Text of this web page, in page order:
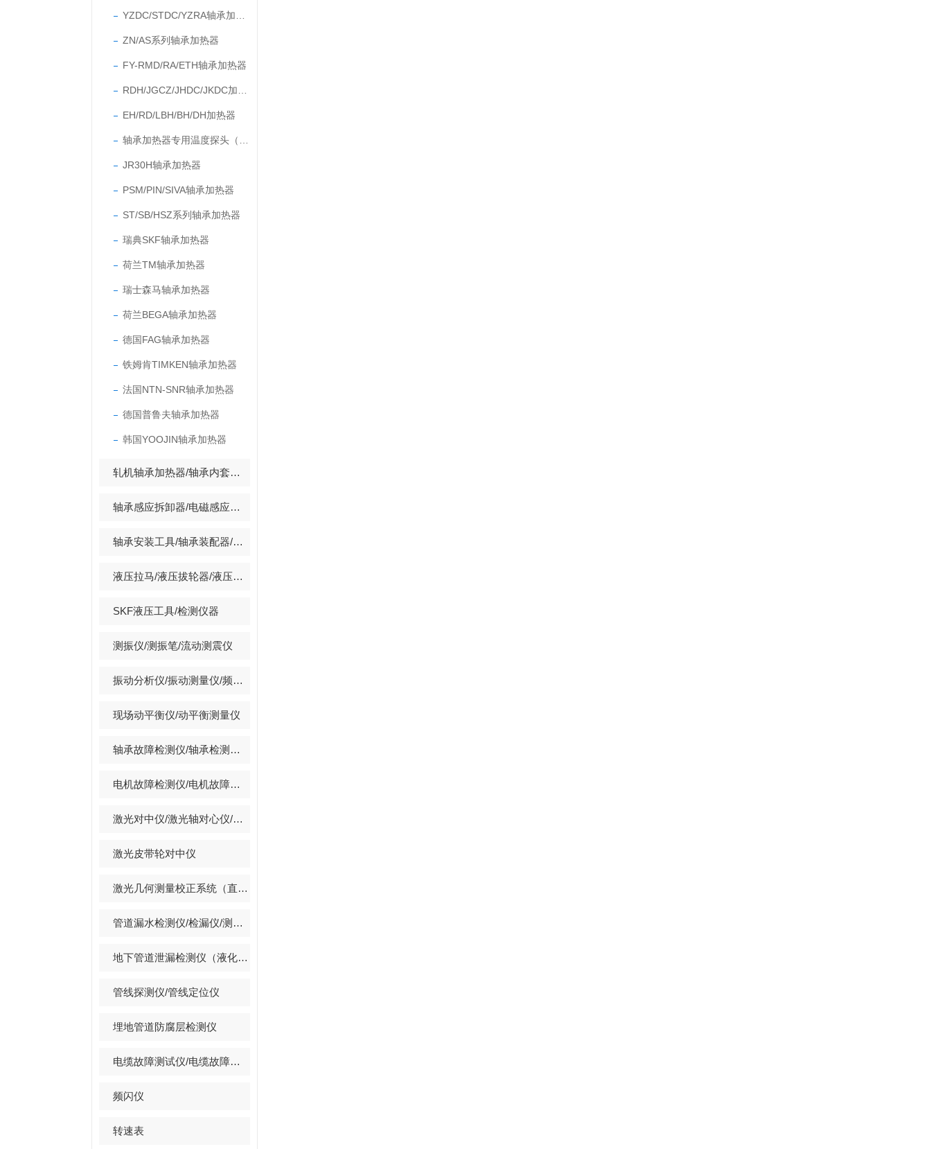
ZN/AS系列轴承加热器
FY-RMD/RA/ETH轴承加热器
EH/RD/LBH/BH/DH加热器
JR30H轴承加热器
PSM/PIN/SIVA轴承加热器
ST/SB/HSZ系列轴承加热器
瑞典SKF轴承加热器
荷兰TM轴承加热器
瑞士森马轴承加热器
荷兰BEGA轴承加热器
德国FAG轴承加热器
铁姆肯TIMKEN轴承加热器
法国NTN-SNR轴承加热器
德国普鲁夫轴承加热器
韩国YOOJIN轴承加热器
轧机轴承加热器/轴承内套拆装加热器
轴承感应拆卸器/电磁感应拆卸器
轴承安装工具/轴承装配器/轴承冷装器
液压拉马/液压拔轮器/液压拉拔器/套装拉马
SKF液压工具/检测仪器
测振仪/测振笔/流动测震仪
振动分析仪/振动测量仪/频谱分析仪/振动数据采集器
现场动平衡仪/动平衡测量仪
轴承故障检测仪/轴承检测仪/轴承故障诊断仪
电机故障检测仪/电机故障诊断仪/电机短路测试仪
激光对中仪/激光轴对心仪/激光找正仪
激光皮带轮对中仪
激光几何测量校正系统（直线度/平面度/垂直度/孔同心度）
管道漏水检测仪/检漏仪/测漏仪/漏水探测仪
地下管道泄漏检测仪（液化石油气,天然气,煤气）
管线探测仪/管线定位仪
埋地管道防腐层检测仪
电缆故障测试仪/电缆故障定位仪
频闪仪
转速表